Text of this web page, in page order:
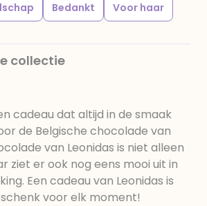
Bedankt Voor haar
collectie
cadeau dat altijd in de smaak
de Belgische chocolade van
van Leonidas is niet alleen
ziet er ook nog eens mooi uit in
Een cadeau van Leonidas is
voor elk moment!